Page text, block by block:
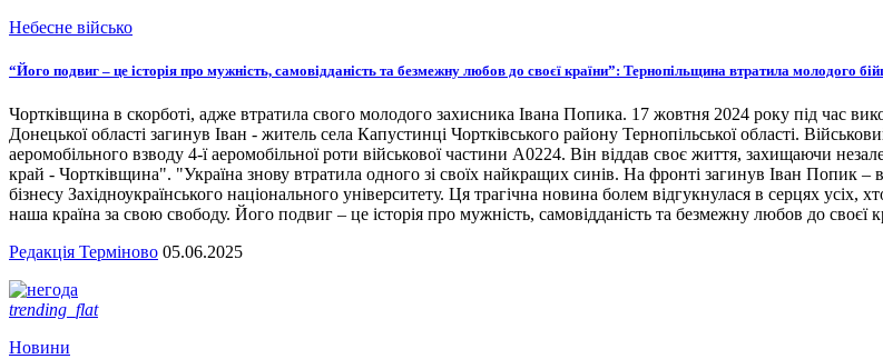
Небесне військо
“Його подвиг – це історія про мужність, самовідданість та безмежну любов до своєї країни”: Тернопільщина втратила молодого
Чортківщина в скорботі, адже втратила свого молодого захисника Івана Попика. 17 жовтня 2024 року під час
Донецької області загинув Іван - житель села Капустинці Чортківського району Тернопільської області.
аеромобільного взводу 4-ї аеромобільної роти військової частини А0224. Він віддав своє життя, захищаючи
край - Чортківщина". "Україна знову втратила одного зі своїх найкращих синів. На фронті загинув Іван Попик –
бізнесу Західноукраїнського національного університету. Ця трагічна новина болем відгукнулася в серцях
наша країна за свою свободу. Його подвиг – це історія про мужність, самовідданість та безмежну любов до
Редакція Терміново 05.06.2025
trending_flat
Новини